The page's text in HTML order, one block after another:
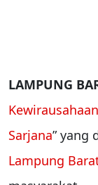
LAMPUNG
Kewirausahaan
Sarjana” yang
Lampung